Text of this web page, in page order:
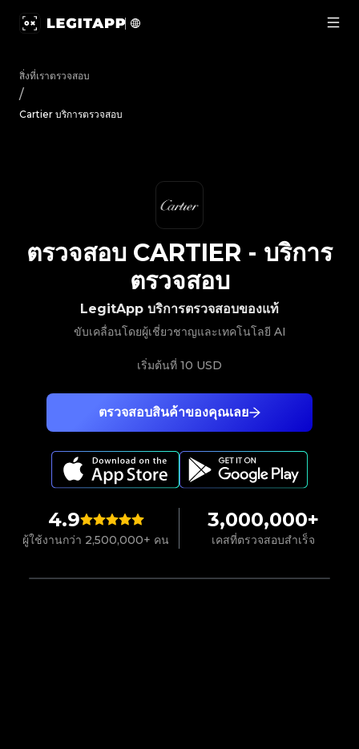
สิ่งที่เราตรวจสอบ
/
Cartier บริการตรวจสอบ
4.9
ผู้ใช้งานกว่า 2,500,000+ คน
3,000,000+
เคสที่ตรวจสอบสำเร็จ
ตรวจสอบสินค้าของคุณเลย
LegitApp บริการตรวจสอบของแท้
ขับเคลื่อนโดยผู้เชี่ยวชาญและเทคโนโลยี AI
เริ่มต้นที่ 10 USD
ตรวจสอบ CARTIER - บริการ
ตรวจสอบ